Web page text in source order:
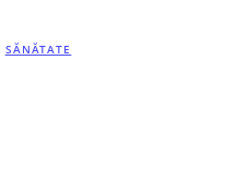
SĂNĂTATE